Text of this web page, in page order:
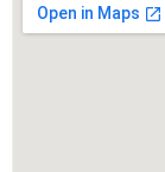
Quảng Ngãi
Quảng Ninh